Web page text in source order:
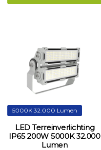
5000K 32.000 Lumen
LED Terreinverlichting
IP65 200W 5000K 32.000
Lumen